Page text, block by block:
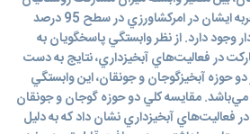
در طرح‌هاي آبخيزداري با تجربه ايشان در امرکشاورزي در سطح 95 درصد
وجود دارد. از نظر وابستگي پاسخگويان به
در فعاليت‌هاي آبخيزداري، نتايج به دست
حوزه آبخيزگوجان و جونقان، اين وابستگي
مي‌باشد. مقايسه کلي دو حوزه گوجان و جونقان
فعاليت‌هاي آبخيزداري نشان داد که به دليل